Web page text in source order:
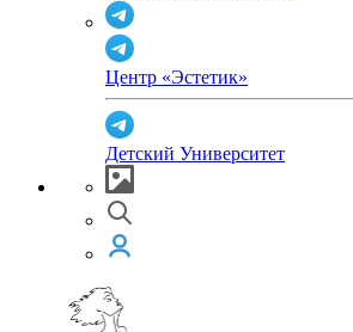
Центр «Эстетик»
Детский Университет